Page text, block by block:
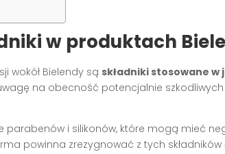
w produktach
wokół Bielendy są składniki stosowane
na obecność potencjalnie
parabenów i silikonów, które mogą mieć
powinna zrezygnować z tych